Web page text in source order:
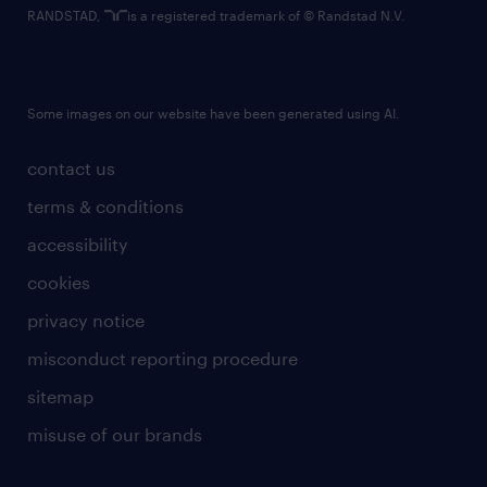
contact us
terms & conditions
accessibility
cookies
privacy notice
misconduct reporting procedure
sitemap
misuse of our brands
RANDSTAD, is a registered trademark of © Randstad N.V.
Some images on our website have been generated using AI.